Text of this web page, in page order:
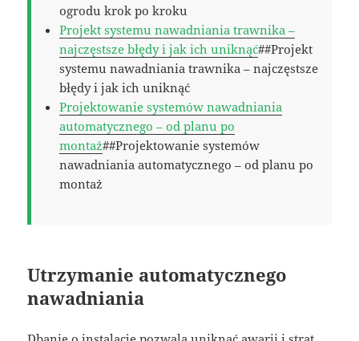
ogrodu krok po kroku
Projekt systemu nawadniania trawnika –
najczęstsze błędy i jak ich uniknąć##Projekt
systemu nawadniania trawnika – najczęstsze
błędy i jak ich uniknąć
Projektowanie systemów nawadniania
automatycznego – od planu po
montaż##Projektowanie systemów
nawadniania automatycznego – od planu po
montaż
Utrzymanie automatycznego
nawadniania